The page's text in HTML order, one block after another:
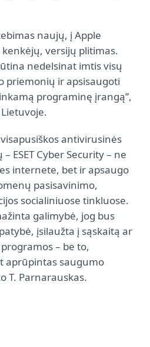
naujų, į Apple
versijų plitimas.
nedelsinat imtis visų
priemonių ir apsisaugoti
programinę įrangą”,
Lietuvoje.
antivirusinės
ESET Cyber Security – ne
internete, bet ir apsaugo
pasisavinimo,
socialiniuose tinkluose.
galimybė, jog bus
įsilaužta į sąskaitą ar
– be to,
aprūpintas saugumo
T. Parnarauskas.